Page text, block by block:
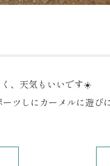
、天気もいいです☀️
ツしにカーメルに遊び